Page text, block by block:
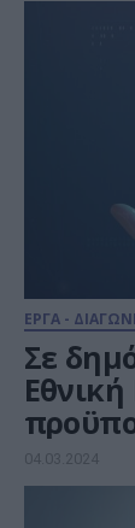
ΕΡΓΑ -
Σε
04.03.2024